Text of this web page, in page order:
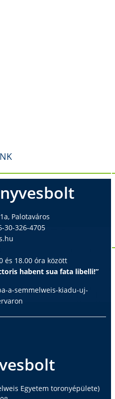
Palotaváros
30-326-4705
és 18.00 óra között
habent sua fata libelli!”
a-semmelweis-kiadu-uj-
Egyetem toronyépülete)